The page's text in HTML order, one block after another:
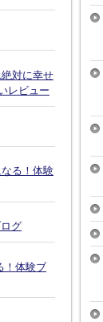
対に幸せ
レビュー
る！体験
グ
！体験ブ